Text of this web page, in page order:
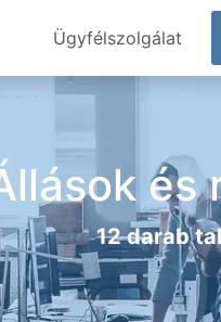
Ügyfélszolgálat
és
12 darab